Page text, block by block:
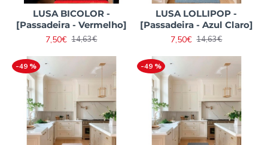
LUSA BICOLOR -
[Passadeira - Vermelho]
7,50€ 14,63€
LUSA LOLLIPOP -
[Passadeira - Azul Claro]
7,50€ 14,63€
-49 % -49 %